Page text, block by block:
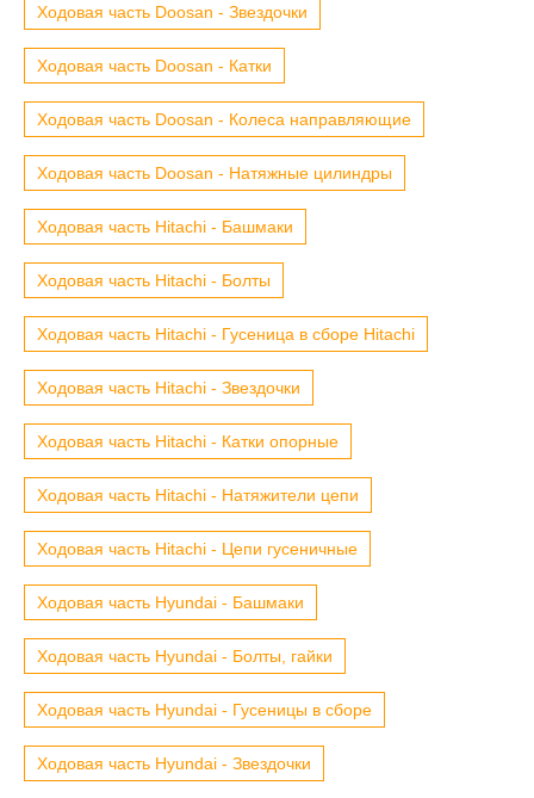
Ходовая часть Doosan - Звездочки
Ходовая часть Doosan - Катки
Ходовая часть Doosan - Колеса направляющие
Ходовая часть Doosan - Натяжные цилиндры
Ходовая часть Hitachi - Башмаки
Ходовая часть Hitachi - Болты
Ходовая часть Hitachi - Гусеница в сборе Hitachi
Ходовая часть Hitachi - Звездочки
Ходовая часть Hitachi - Катки опорные
Ходовая часть Hitachi - Натяжители цепи
Ходовая часть Hitachi - Цепи гусеничные
Ходовая часть Hyundai - Башмаки
Ходовая часть Hyundai - Болты, гайки
Ходовая часть Hyundai - Гусеницы в сборе
Ходовая часть Hyundai - Звездочки